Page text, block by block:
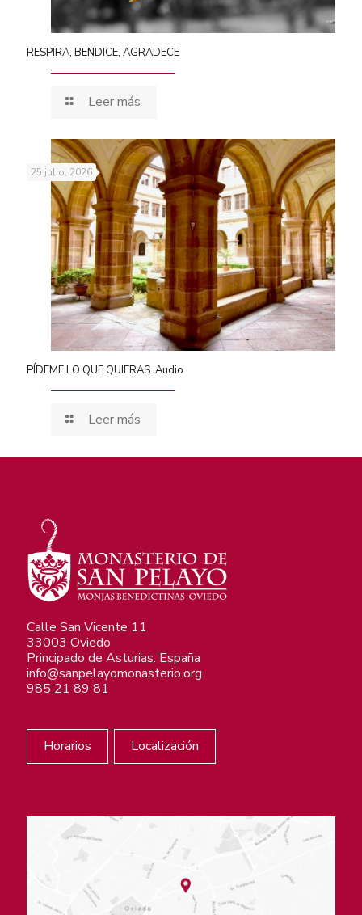
RESPIRA, BENDICE, AGRADECE
Leer más
25 julio, 2026
PÍDEME LO QUE QUIERAS. Audio
Leer más
Calle San Vicente 11
33003 Oviedo
Principado de Asturias. España
info@sanpelayomonasterio.org
985 21 89 81
Horarios Localización